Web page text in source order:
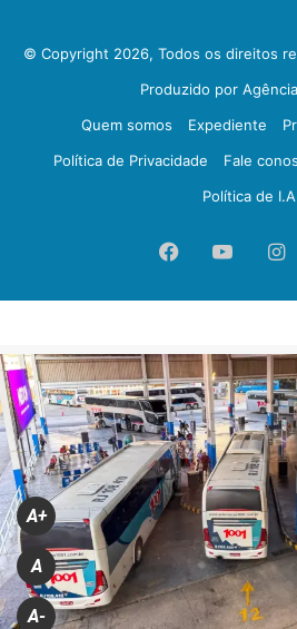
© Copyright 2026, Todos os direitos
Produzido por
Quem somos
Expediente
Política de Privacidade
Fale
Política de I.A
Facebook
A+
A
A-